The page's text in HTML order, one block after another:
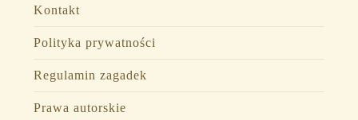
Kontakt
Polityka prywatności
Regulamin zagadek
Prawa autorskie